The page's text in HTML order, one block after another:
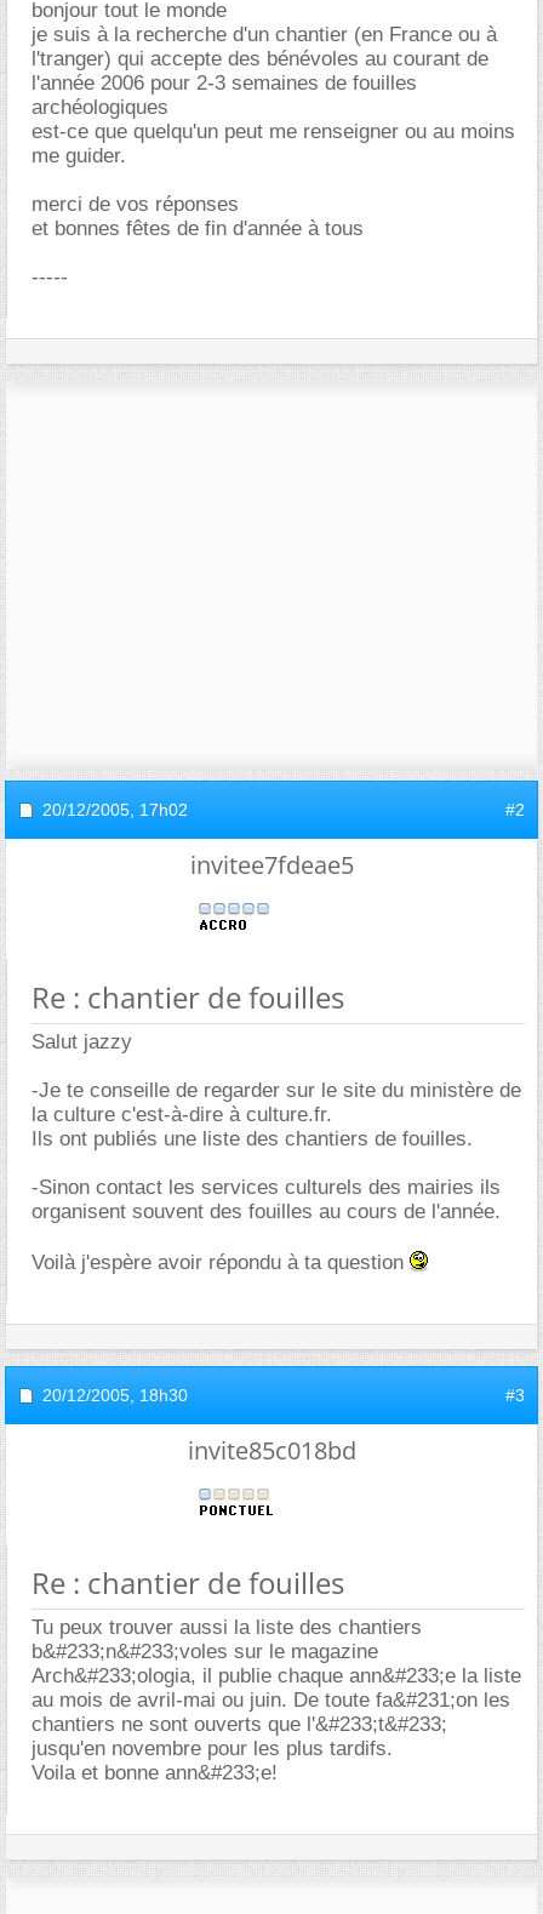
bonjour tout le monde
je suis à la recherche d'un chantier (en France ou à
l'tranger) qui accepte des bénévoles au courant de
l'année 2006 pour 2-3 semaines de fouilles
archéologiques
est-ce que quelqu'un peut me renseigner ou au moins
me guider.
merci de vos réponses
et bonnes fêtes de fin d'année à tous
-----
20/12/2005, 17h02 #2
invitee7fdeae5
Re : chantier de fouilles
Salut jazzy
-Je te conseille de regarder sur le site du ministère de
la culture c'est-à-dire à culture.fr.
Ils ont publiés une liste des chantiers de fouilles.
-Sinon contact les services culturels des mairies ils
organisent souvent des fouilles au cours de l'année.
Voilà j'espère avoir répondu à ta question
20/12/2005, 18h30 #3
invite85c018bd
Re : chantier de fouilles
Tu peux trouver aussi la liste des chantiers
b&#233;n&#233;voles sur le magazine
Arch&#233;ologia, il publie chaque ann&#233;e la liste
au mois de avril-mai ou juin. De toute fa&#231;on les
chantiers ne sont ouverts que l'&#233;t&#233;
jusqu'en novembre pour les plus tardifs.
Voila et bonne ann&#233;e!